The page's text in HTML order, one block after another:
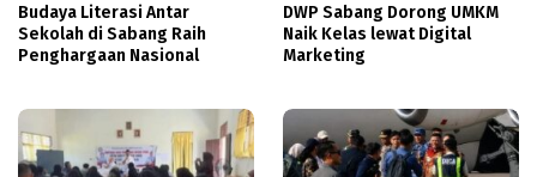
Budaya Literasi Antar
Sekolah di Sabang Raih
Penghargaan Nasional
DWP Sabang Dorong UMKM
Naik Kelas lewat Digital
Marketing